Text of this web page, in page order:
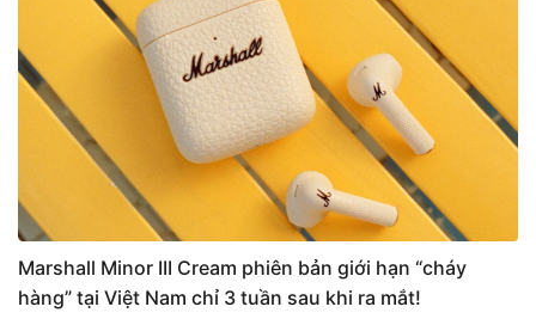
Marshall Minor III Cream phiên bản giới hạn “cháy
hàng” tại Việt Nam chỉ 3 tuần sau khi ra mắt!